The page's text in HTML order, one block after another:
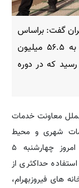
گفت: براساس
برنامه‌ریزی‌ها تا پایان امسال استفاده از پساب به ۵۶.۵ میلیون
که در دوره
معاونت خدمات
شهری و محیط
زیست شهرداری تهران و هیات همراه صبحگاه امروز چهارشنبه ۵
حداکثری از
های فیروزبهرام،